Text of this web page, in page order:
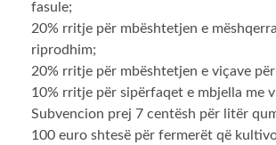
fasule;
20% rritje për mbështetjen e
riprodhim;
20% rritje për mbështetjen e viçave
10% rritje për sipërfaqet e mbjella me
Subvencion prej 7 centësh për litër
100 euro shtesë për fermerët që